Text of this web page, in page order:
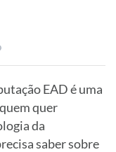
EAD é uma
quer
da
saber sobre